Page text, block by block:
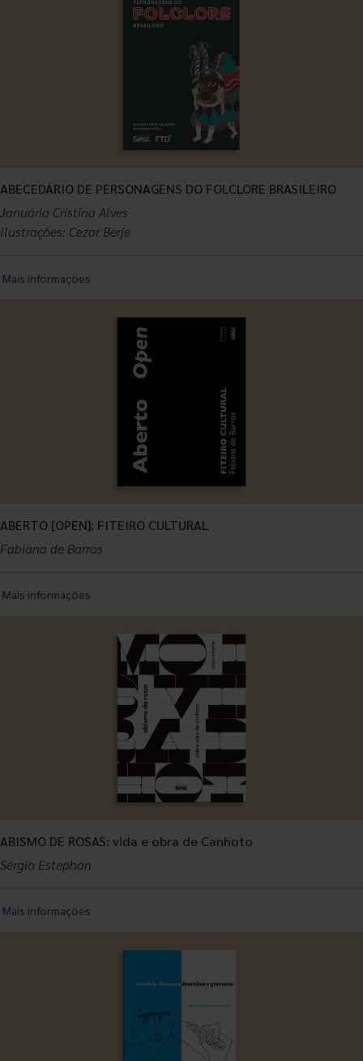
ABECEDÁRIO DE PERSONAGENS DO FOLCLORE BRASILEIRO
Januária Cristina Alves
Ilustrações: Cezar Berje
Mais informações
ABERTO [OPEN]: FITEIRO CULTURAL
Fabiana de Barros
Mais informações
ABISMO DE ROSAS: vida e obra de Canhoto
Sérgio Estephan
Mais informações